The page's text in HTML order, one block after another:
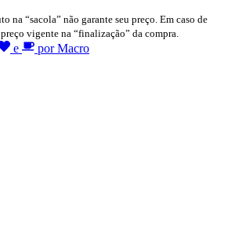
na “sacola” não garante seu preço. Em caso de
vigente na “finalização” da compra.
e por Macro